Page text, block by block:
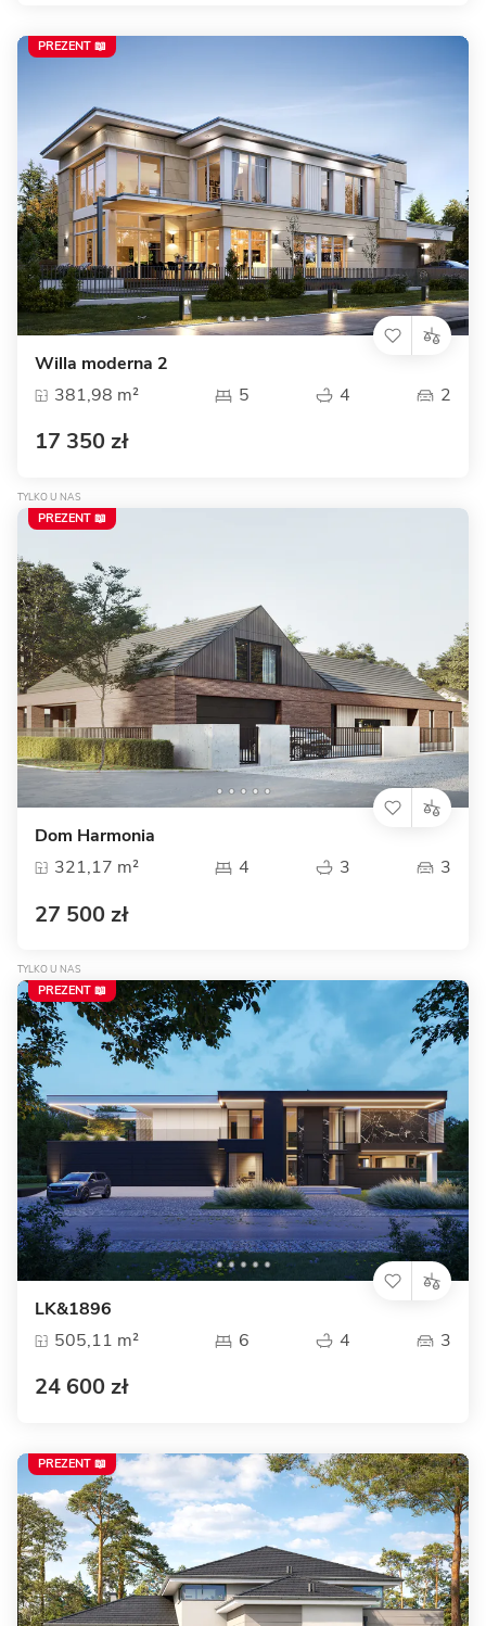
Willa moderna 2
381,98 m²
5 4 2
17 350 zł
PREZENT 📖
TYLKO U NAS
Dom Harmonia
321,17 m²
4 3 3
27 500 zł
PREZENT 📖
TYLKO U NAS
LK&1896
505,11 m²
6 4 3
24 600 zł
PREZENT 📖
PREZENT 📖